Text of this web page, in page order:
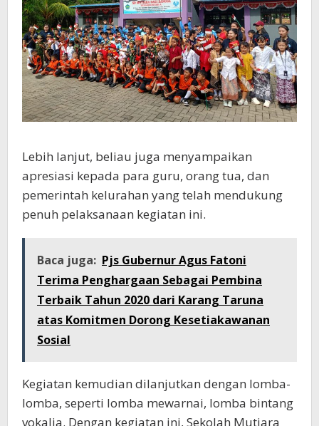
Lebih lanjut, beliau juga menyampaikan
apresiasi kepada para guru, orang tua, dan
pemerintah kelurahan yang telah mendukung
penuh pelaksanaan kegiatan ini.
Baca juga: Pjs Gubernur Agus Fatoni
Terima Penghargaan Sebagai Pembina
Terbaik Tahun 2020 dari Karang Taruna
atas Komitmen Dorong Kesetiakawanan
Sosial
Kegiatan kemudian dilanjutkan dengan lomba-
lomba, seperti lomba mewarnai, lomba bintang
vokalia. Dengan kegiatan ini, Sekolah Mutiara